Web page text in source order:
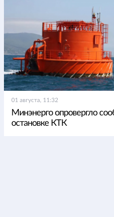
01 августа, 11:32
Минэнерго опровергло
остановке КТК